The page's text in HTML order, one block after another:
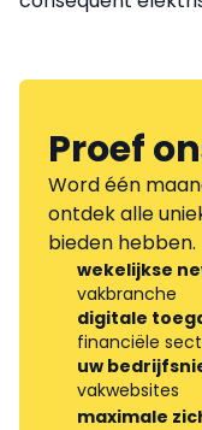
Proef
Word één
ontdek alle
bieden hebben.
wekelijkse
vakbranche
digitale
financiële
uw
vakwebsites
maximale